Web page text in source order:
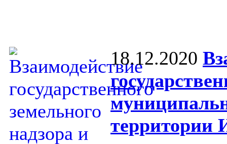
18.12.2020
территории